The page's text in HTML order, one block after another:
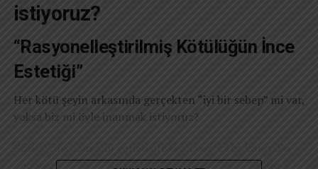
istiyoruz?
“Rasyonelleştirilmiş Kötülüğün İnce
Estetiği”
Her kötü şeyin arkasında gerçekten “iyi bir sebep” mi var,
yoksa biz mi öyle inanmak istiyoruz?
nedenle tarih boyunca insanlar onu estetik bir kılıfa